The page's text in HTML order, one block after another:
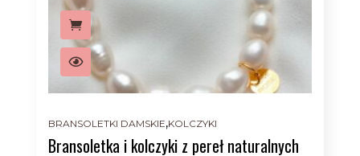
BRANSOLETKI DAMSKIE,KOLCZYKI
Bransoletka i kolczyki z pereł naturalnych